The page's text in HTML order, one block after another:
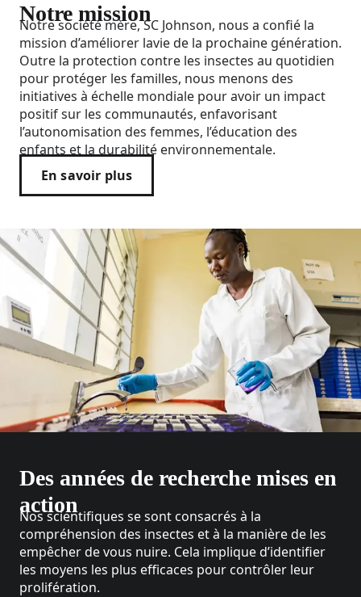
Notre mission
Notre société mère, SC Johnson, nous a confié la
mission d’améliorer lavie de la prochaine génération.
Outre la protection contre les insectes au quotidien
pour protéger les familles, nous menons des
initiatives à échelle mondiale pour avoir un impact
positif sur les communautés, enfavorisant
l’autonomisation des femmes, l’éducation des
enfants et la durabilité environnementale.
En savoir plus
Des années de recherche mises en
action
Nos scientifiques se sont consacrés à la
compréhension des insectes et à la manière de les
empêcher de vous nuire. Cela implique d’identifier
les moyens les plus efficaces pour contrôler leur
prolifération.